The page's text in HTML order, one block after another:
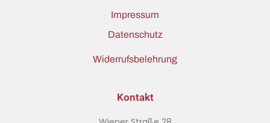
Impressum
Datenschutz
Widerrufsbelehrung
Kontakt